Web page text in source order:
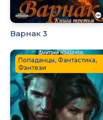
Варнак 3
Попаданцы, Фантастика,
Фэнтези